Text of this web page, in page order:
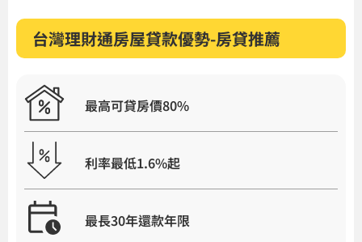
台灣理財通房屋貸款優勢-房貸推薦
最高可貸房價80%
利率最低1.6%起
最長30年還款年限